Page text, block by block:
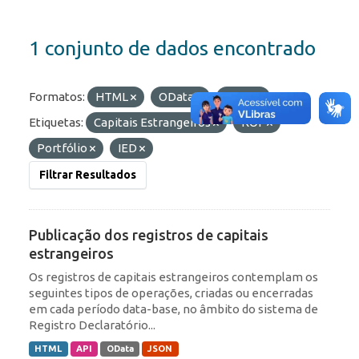
1 conjunto de dados encontrado
Formatos: HTML OData
JSON
Etiquetas:
Capitais Estrangeiros
ROF
Portfólio
IED
Filtrar Resultados
Publicação dos registros de capitais
estrangeiros
Os registros de capitais estrangeiros contemplam os
seguintes tipos de operações, criadas ou encerradas
em cada período data-base, no âmbito do sistema de
Registro Declaratório...
HTML API OData JSON